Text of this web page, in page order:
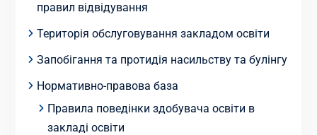
правил відвідування
Територія обслуговування закладом освіти
Запобігання та протидія насильству та булінгу
Нормативно-правова база
Правила поведінки здобувача освіти в
закладі освіти